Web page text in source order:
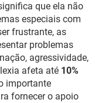
que ela não
especiais com
frustrante, as
problemas
agressividade,
afeta até 10%
importante
fornecer o apoio